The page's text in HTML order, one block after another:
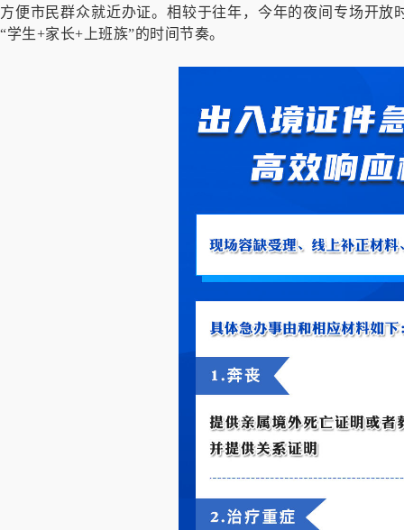
方便市民群众就近办证。相较于往年，今年的夜间专场开
“学生+家长+上班族”的时间节奏。